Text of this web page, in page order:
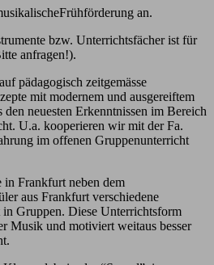
an.
bzw. Unterrichtsfächer ist für
anfragen!).
pädagogisch zeitgemässe
mit modernem und ausgereiftem
neuesten Erkenntnissen im Bereich
U.a. kooperieren wir mit der Fa.
im offenen Gruppenunterricht
in Frankfurt neben dem
aus Frankfurt verschiedene
Gruppen. Diese Unterrichtsform
Musik und motiviert weitaus besser